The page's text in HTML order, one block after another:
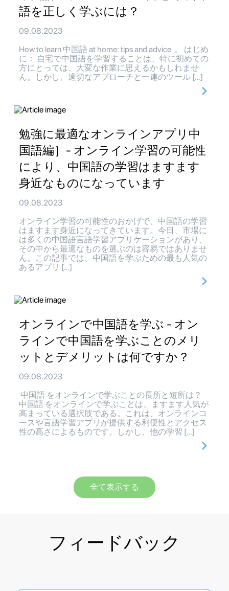
語を正しく学ぶには？
09.08.2023
How to learn 中国語 at home: tips and advice 。 はじめ
に： 自宅で中国語を学習することは、特に初めての
方にとっては、大変な作業に思えるかもしれませ
ん。しかし、適切なアプローチと一連のツール […]
勉強に最適なオンラインアプリ中
国語編］- オンライン学習の可能性
により、中国語の学習はますます
身近なものになっています
09.08.2023
オンライン学習の可能性のおかげで、中国語の学習
はますます身近になってきています。今日、市場に
は多くの中国語言語学習アプリケーションがあり、
その中から最適なものを選ぶのは容易ではありませ
ん。この記事では、中国語を学ぶための最も人気の
あるアプリ […]
オンラインで中国語を学ぶ - オン
ラインで中国語を学ぶことのメリ
ットとデメリットは何ですか？
09.08.2023
中国語 をオンラインで学ぶことの長所と短所は？
中国語 をオンラインで学ぶことは、ますます人気が
高まっている選択肢である。これは、オンラインコ
ースや言語学習アプリが提供する利便性とアクセス
性の高さによるものです。しかし、他の学習 […]
全て表示する
フィードバック